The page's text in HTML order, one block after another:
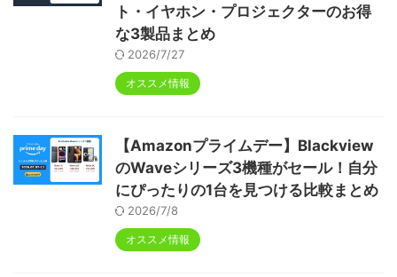
ト・イヤホン・プロジェクターのお得
な3製品まとめ
2026/7/27
オススメ情報
【Amazonプライムデー】Blackview
のWaveシリーズ3機種がセール！自分
にぴったりの1台を見つける比較まとめ
2026/7/8
オススメ情報